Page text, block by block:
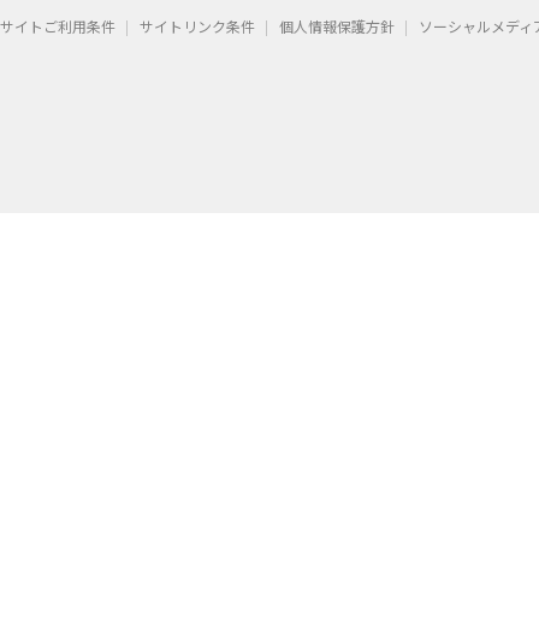
サイトご利用条件 サイトリンク条件 個人情報保護方針 ソーシャルメデ